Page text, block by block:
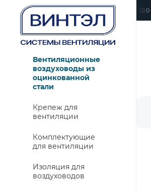
ОФИС
Вентиляционные
воздуховоды из
оцинкованной
стали
Крепеж для
вентиляции
Комплектующие
для вентиляции
Изоляция для
воздуховодов